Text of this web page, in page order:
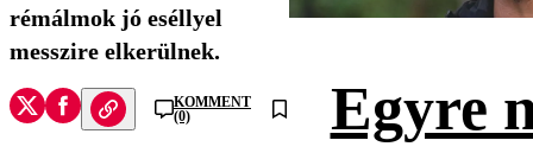
rémálmok jó eséllyel
messzire elkerülnek.
KOMMENT
(0)
Egyre